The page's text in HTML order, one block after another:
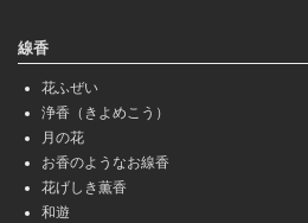
線香
花ふぜい
浄香（きよめこう）
月の花
お香のようなお線香
花げしき薫香
和遊